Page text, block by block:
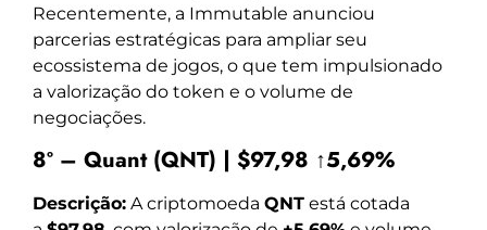
Recentemente, a Immutable anunciou
parcerias estratégicas para ampliar seu
ecossistema de jogos, o que tem impulsionado
a valorização do token e o volume de
negociações.
8º – Quant (QNT) | $97,98 ↑5,69%
Descrição: A criptomoeda QNT está cotada